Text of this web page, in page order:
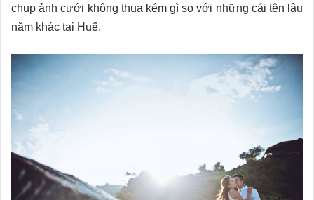
chụp ảnh cưới không thua kém gì so với những cái tên lâu
năm khác tại Huế.